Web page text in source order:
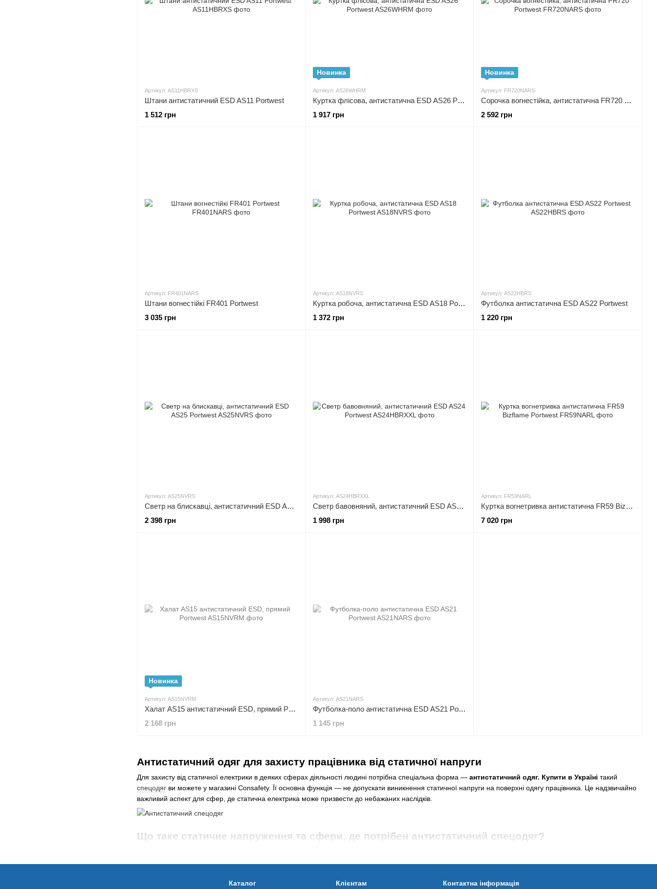
Антистатичний одяг для захисту працівника від статичної напруги
Для захисту від статичної електрики в деяких сферах діяльності людині потрібна спеціальна форма — антистатичний одяг. Купити в Україні такий
спецодяг ви можете у магазині Consafety. Її основна функція — не допускати виникнення статичної напруги на поверхні одягу працівника. Це надзвичайно
важливий аспект для сфер, де статична електрика може призвести до небажаних наслідків.
Що таке статичне напруження та сфери, де потрібен антистатичний спецодяг?
Артикул: AS11HBRXS
Штани антистатичний ESD AS11 Portwest
1 512 грн
Новинка
Артикул: AS26WHRM
Куртка флісова, антистатична ESD AS26 Portwest
1 917 грн
Новинка
Артикул: FR720NARS
Сорочка вогнестійка, антистатична FR720 Portwest
2 592 грн
Артикул: FR401NARS
Штани вогнестійкі FR401 Portwest
3 035 грн
Артикул: AS18NVRS
Куртка робоча, антистатична ESD AS18 Portwest
1 372 грн
Артикул: AS22HBRS
Футболка антистатична ESD AS22 Portwest
1 220 грн
Артикул: AS25NVRS
Светр на блискавці, антистатичний ESD AS25 Portwest
2 398 грн
Артикул: AS24HBRXXL
Светр бавовняний, антистатичний ESD AS24 Portwest
1 998 грн
Артикул: FR59NARL
Куртка вогнетривка антистатична FR59 Bizflame Portwest
7 020 грн
Новинка
Артикул: AS15NVRM
Халат AS15 антистатичний ESD, прямий Portwest
2 168 грн
Артикул: AS21NARS
Футболка-поло антистатична ESD AS21 Portwest
1 145 грн
Каталог Клієнтам Контактна інформація